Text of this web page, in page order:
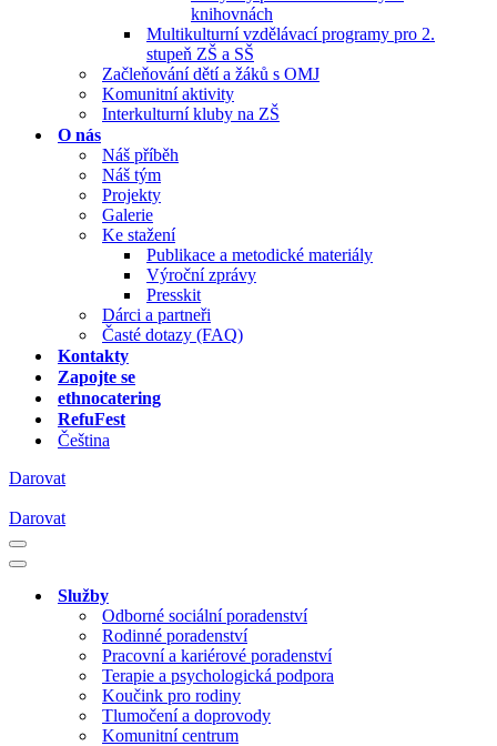
knihovnách
Multikulturní vzdělávací programy pro 2.
stupeň ZŠ a SŠ
Začleňování dětí a žáků s OMJ
Komunitní aktivity
Interkulturní kluby na ZŠ
O nás
Náš příběh
Náš tým
Projekty
Galerie
Ke stažení
Publikace a metodické materiály
Výroční zprávy
Presskit
Dárci a partneři
Časté dotazy (FAQ)
Kontakty
Zapojte se
ethnocatering
RefuFest
Čeština
Darovat
Darovat
Navigační
menu
Navigační
Služby
Odborné sociální poradenství
Rodinné poradenství
Pracovní a kariérové poradenství
Terapie a psychologická podpora
Koučink pro rodiny
Tlumočení a doprovody
Komunitní centrum